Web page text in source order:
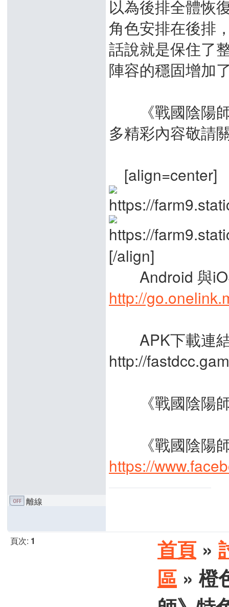
以為後排全體恢
角色安排在後排
話說就是保住了
陣容的穩固增加
《戰國陰陽師
多精彩內容敬請
[align=center]
[/align]
Android 與
http://
APK下載連
http://
《戰國陰陽師
《戰國陰陽師
https://
離線
頁次: 1 首頁 »
區 » 橙